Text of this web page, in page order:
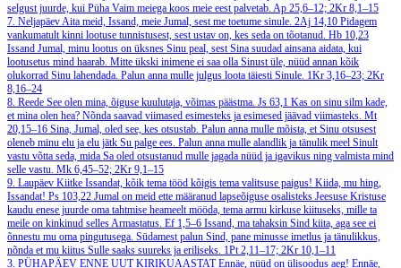
selgust juurde, kui Püha Vaim meiega koos meie eest palvetab. Ap 25,6–12; 2Kr 8,1–15
7. NeljapäevAita meid, Issand, meie Jumal, sest me toetume sinule. 2Aj 14,10 Pidagem
vankumatult kinni lootuse tunnistusest, sest ustav on, kes seda on tõotanud. Hb 10,23
Issand Jumal, minu lootus on üksnes Sinu peal, sest Sina suudad ainsana aidata, kui
lootusetus mind haarab. Mitte ükski inimene ei saa olla Sinust üle, nüüd annan kõik
olukorrad Sinu lahendada. Palun anna mulle julgus loota täiesti Sinule. 1Kr 3,16–23; 2Kr
8,16–24
8. Reede See olen mina, õiguse kuulutaja, võimas päästma. Js 63,1 Kas on sinu silm kade,
et mina olen hea? Nõnda saavad viimased esimesteks ja esimesed jäävad viimasteks. Mt
20,15–16 Sina, Jumal, oled see, kes otsustab. Palun anna mulle mõista, et Sinu otsusest
oleneb minu elu ja elu jätk Su palge ees. Palun anna mulle alandlik ja tänulik meel Sinult
vastu võtta seda, mida Sa oled otsustanud mulle jagada nüüd ja igavikus ning valmista mind
selle vastu. Mk 6,45–52; 2Kr 9,1–15
9. Laupäev Kiitke Issandat, kõik tema tööd kõigis tema valitsuse paigus! Kiida, mu hing,
Issandat! Ps 103,22 Jumal on meid ette määranud lapseõiguse osalisteks Jeesuse Kristuse
kaudu enese juurde oma tahtmise heameelt mööda, tema armu kirkuse kiituseks, mille ta
meile on kinkinud selles Armastatus. Ef 1,5–6 Issand, ma tahaksin Sind kiita, aga see ei
õnnestu mu oma pingutusega. Südamest palun Sind, pane minusse imetlus ja tänulikkus,
nõnda et mu kiitus Sulle saaks suureks ja eriliseks. 1Pt 2,11–17; 2Kr 10,1–11
3. PÜHAPÄEV ENNE UUT KIRIKUAASTATEnnäe, nüüd on ülisoodus aeg! Ennäe,